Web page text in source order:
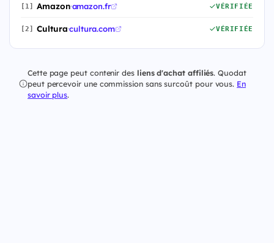
[1] Amazon·amazon.fr VÉRIFIÉE
[2] Cultura·cultura.com VÉRIFIÉE
Cette page peut contenir des liens d'achat affiliés. Quodat
peut percevoir une commission sans surcoût pour vous. En
savoir plus.